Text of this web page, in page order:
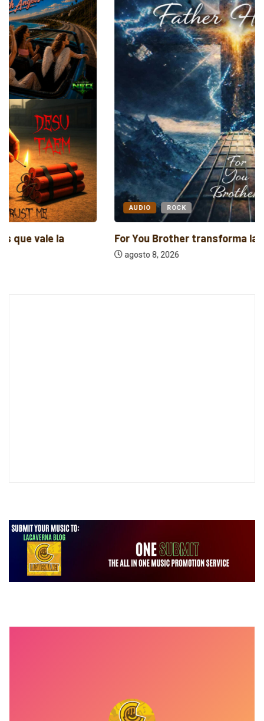
AUDIO ROCK
For You Brother transforma la fe en...